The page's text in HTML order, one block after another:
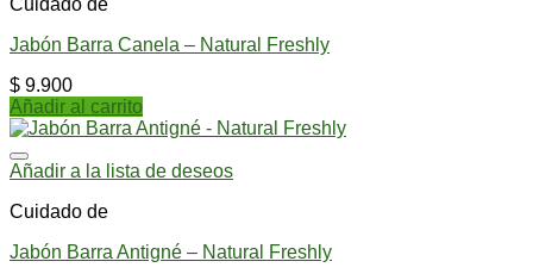
Jabón Barra Canela – Natural Freshly
$ 9.900
Añadir al carrito
Añadir a la lista de deseos
Cuidado de
Jabón Barra Antigné – Natural Freshly